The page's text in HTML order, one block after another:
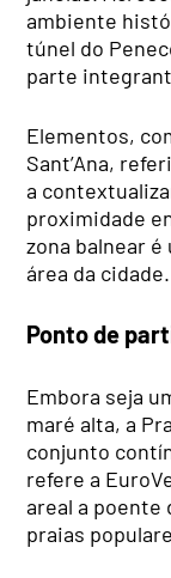
ambiente
túnel do
parte
Elementos,
Sant’Ana,
a
proximidade
zona balnear
área da cidade.
Ponto de
Embora seja
maré alta, a
conjunto
refere a
areal a poente
praias